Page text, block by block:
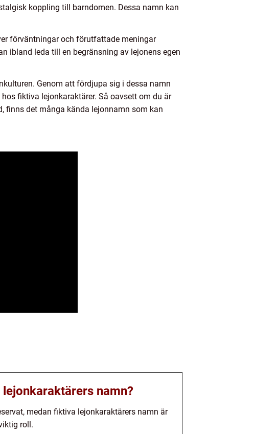
koppling till barndomen. Dessa namn kan
förväntningar och förutfattade meningar
ibland leda till en begränsning av lejonens egen
Genom att fördjupa sig i dessa namn
fiktiva lejonkaraktärer. Så oavsett om du är
finns det många kända lejonnamn som kan
namn?
medan fiktiva lejonkaraktärers namn är
roll.